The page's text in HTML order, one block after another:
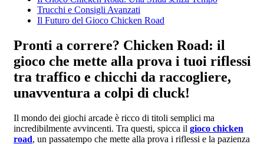
Trucchi e Consigli Avanzati
Il Futuro del Gioco Chicken Road
Pronti a correre? Chicken Road: il
gioco che mette alla prova i tuoi riflessi
tra traffico e chicchi da raccogliere,
unavventura a colpi di cluck!
Il mondo dei giochi arcade è ricco di titoli semplici ma
incredibilmente avvincenti. Tra questi, spicca il gioco chicken
road, un passatempo che mette alla prova i riflessi e la pazienza